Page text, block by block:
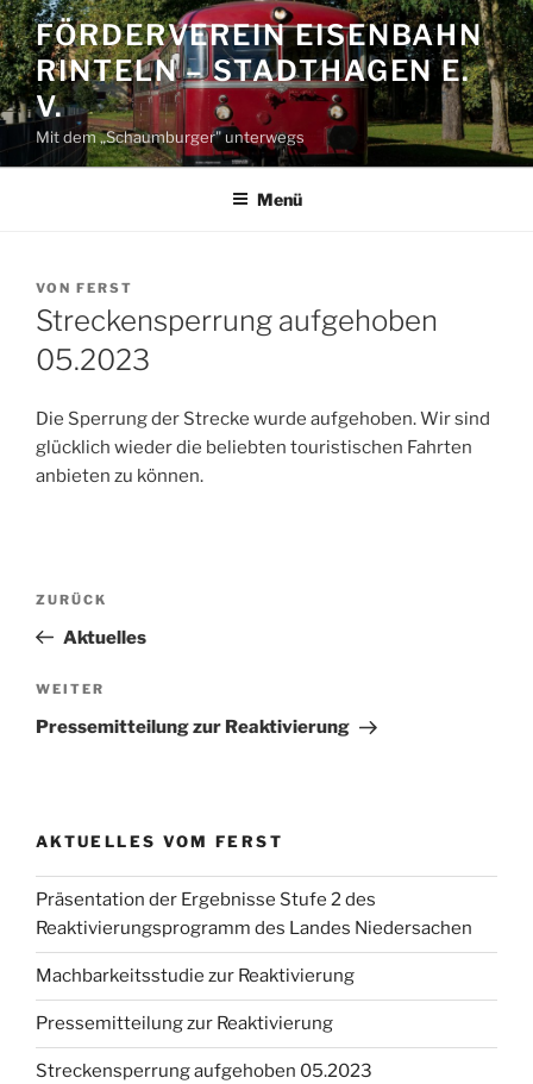
Zum
Inhalt
springen
FÖRDERVEREIN EISENBAHN
RINTELN – STADTHAGEN E.
V.
Mit dem „Schaumburger" unterwegs
Menü
VERÖFFENTLICHT
AM
VON FERST
Streckensperrung aufgehoben
05.2023
Die Sperrung der Strecke wurde aufgehoben. Wir sind
glücklich wieder die beliebten touristischen Fahrten
anbieten zu können.
Beitragsnavigation
Vorheriger
Beitrag
ZURÜCK
Aktuelles
Nächster
Beitrag
WEITER
Pressemitteilung zur Reaktivierung
AKTUELLES VOM FERST
Präsentation der Ergebnisse Stufe 2 des
Reaktivierungsprogramm des Landes Niedersachen
Machbarkeitsstudie zur Reaktivierung
Pressemitteilung zur Reaktivierung
Streckensperrung aufgehoben 05.2023